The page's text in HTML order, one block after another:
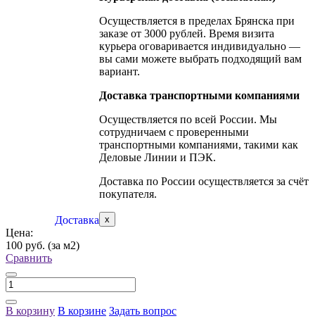
Доставка
Осуществляется в пределах Брянска при
заказе от 3000 рублей. Время визита
курьера оговаривается индивидуально —
вы сами можете выбрать подходящий вам
вариант.
Доставка транспортными компаниями
Осуществляется по всей России. Мы
сотрудничаем с проверенными
транспортными компаниями, такими как
Деловые Линии и ПЭК.
Доставка по России осуществляется за счёт
покупателя.
x
Цена:
100 руб. (за м2)
Сравнить
В корзину В корзине Задать вопрос